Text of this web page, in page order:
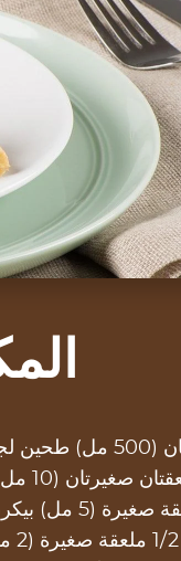
1/2 ملعقة صغيرة (2 مل) ملح